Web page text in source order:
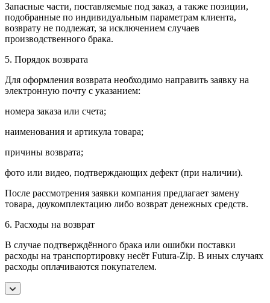
Запасные части, поставляемые под заказ, а также позиции,
подобранные по индивидуальным параметрам клиента,
возврату не подлежат, за исключением случаев
производственного брака.
5. Порядок возврата
Для оформления возврата необходимо направить заявку на
электронную почту с указанием:
номера заказа или счета;
наименования и артикула товара;
причины возврата;
фото или видео, подтверждающих дефект (при наличии).
После рассмотрения заявки компания предлагает замену
товара, доукомплектацию либо возврат денежных средств.
6. Расходы на возврат
В случае подтверждённого брака или ошибки поставки
расходы на транспортировку несёт Futura-Zip. В иных случаях
расходы оплачиваются покупателем.